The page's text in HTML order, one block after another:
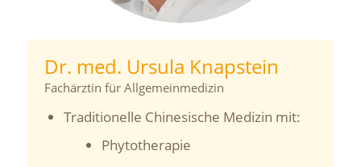
Dr. med. Ursula Knapstein
Fachärztin für Allgemeinmedizin
Traditionelle Chinesische Medizin mit:
Phytotherapie